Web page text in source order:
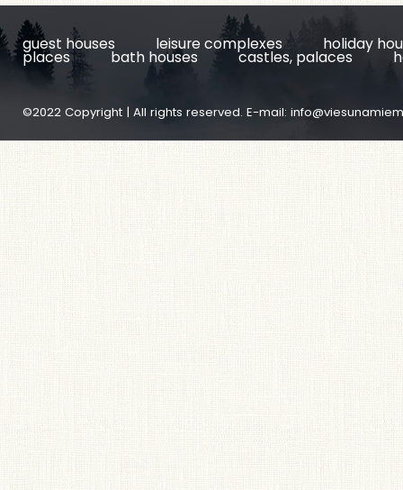
guest houses leisure complexes holiday
places bath houses castles, palaces
©2022 Copyright | All rights reserved. E-mail: